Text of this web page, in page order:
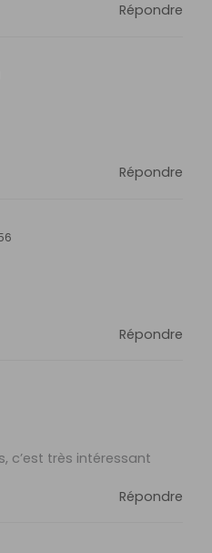
Répondre
Répondre
Répondre
c’est très intéressant
Répondre